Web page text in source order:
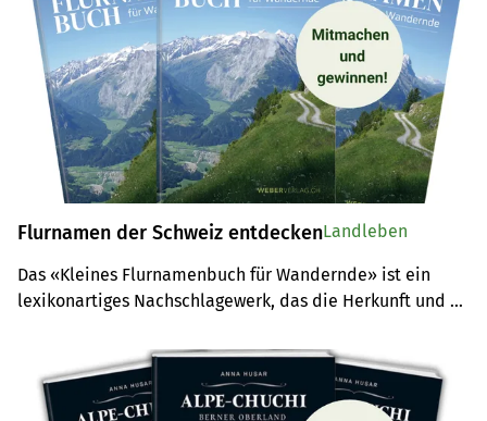
Flurnamen der Schweiz entdecken
Das «Kleines Flurnamenbuch für Wandernde» ist ein
lexikonartiges Nachschlagewerk, das die Herkunft und
gewinnen Sie mit etwas Glück ein Exemplar des Buches.
Landleben